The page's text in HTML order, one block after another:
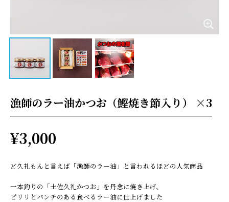
漁師のラー油かつお（鰹焼き節入り） ×3
¥3,000
ど久礼もんと言えば「漁師のラー油」と言われるほどの人気商品
一本釣りの「土佐久礼かつお」を丹念に焼き上げ、
ピリリとパンチのある食べるラー油に仕上げました